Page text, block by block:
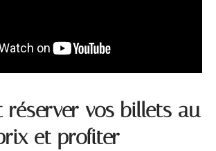
réserver vos billets au
et profiter